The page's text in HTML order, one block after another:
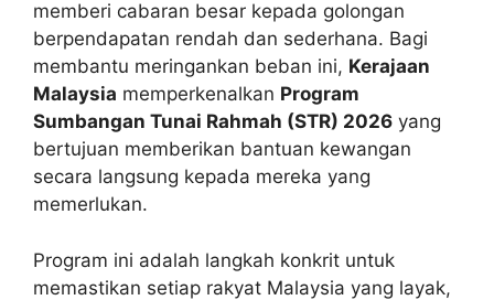
memberi cabaran besar kepada golongan
berpendapatan rendah dan sederhana. Bagi
membantu meringankan beban ini, Kerajaan
Malaysia memperkenalkan Program
Sumbangan Tunai Rahmah (STR) 2026 yang
bertujuan memberikan bantuan kewangan
secara langsung kepada mereka yang
memerlukan.
Program ini adalah langkah konkrit untuk
memastikan setiap rakyat Malaysia yang layak,